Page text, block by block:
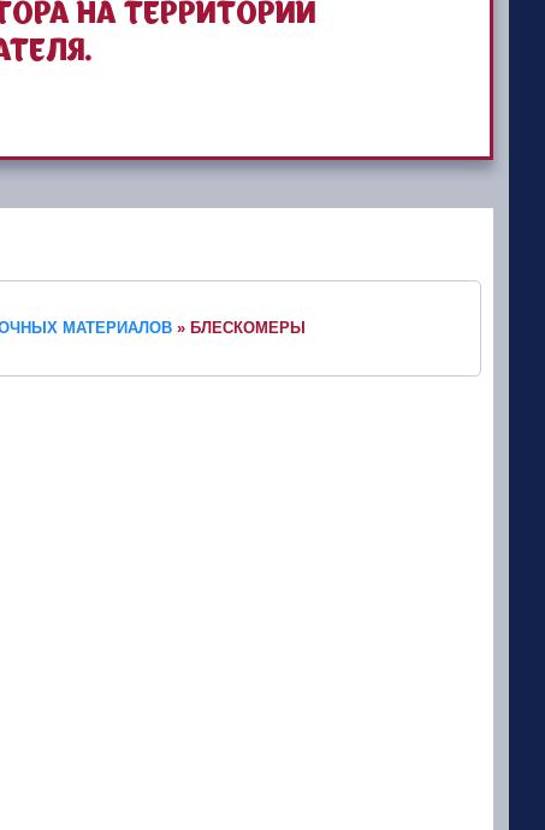
НА ТЕРРИТОРИИ
МАТЕРИАЛОВ » БЛЕСКОМЕРЫ